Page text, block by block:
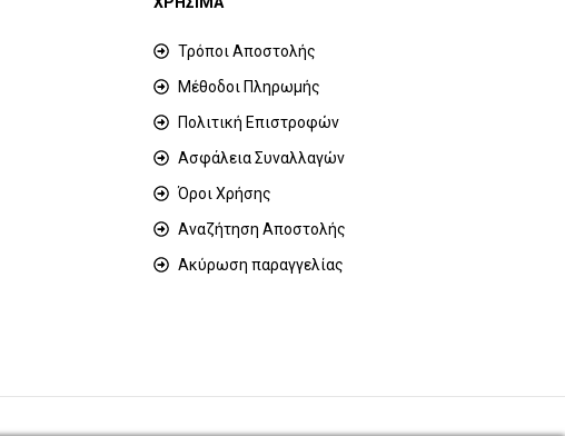
Τρόποι Αποστολής
Μέθοδοι Πληρωμής
Πολιτική Επιστροφών
Ασφάλεια Συναλλαγών
Όροι Χρήσης
Αναζήτηση Αποστολής
Ακύρωση παραγγελίας